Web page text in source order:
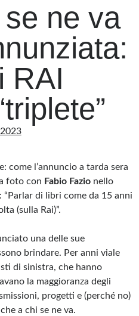
ne va
RAI
come l’annuncio a tarda sera
foto con Fabio Fazio nello
: “Parlar di libri come da 15 anni
(sulla Rai)”.
una delle sue
brindare. Per anni viale
di sinistra, che hanno
la maggioranza degli
progetti e (perché no)
a chi se ne va.